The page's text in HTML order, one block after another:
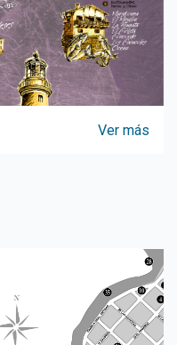
Ver más